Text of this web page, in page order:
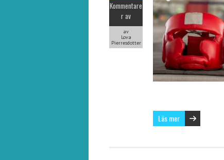
Kommentare
r av
av
Lova
Pierresdotter
Läs mer